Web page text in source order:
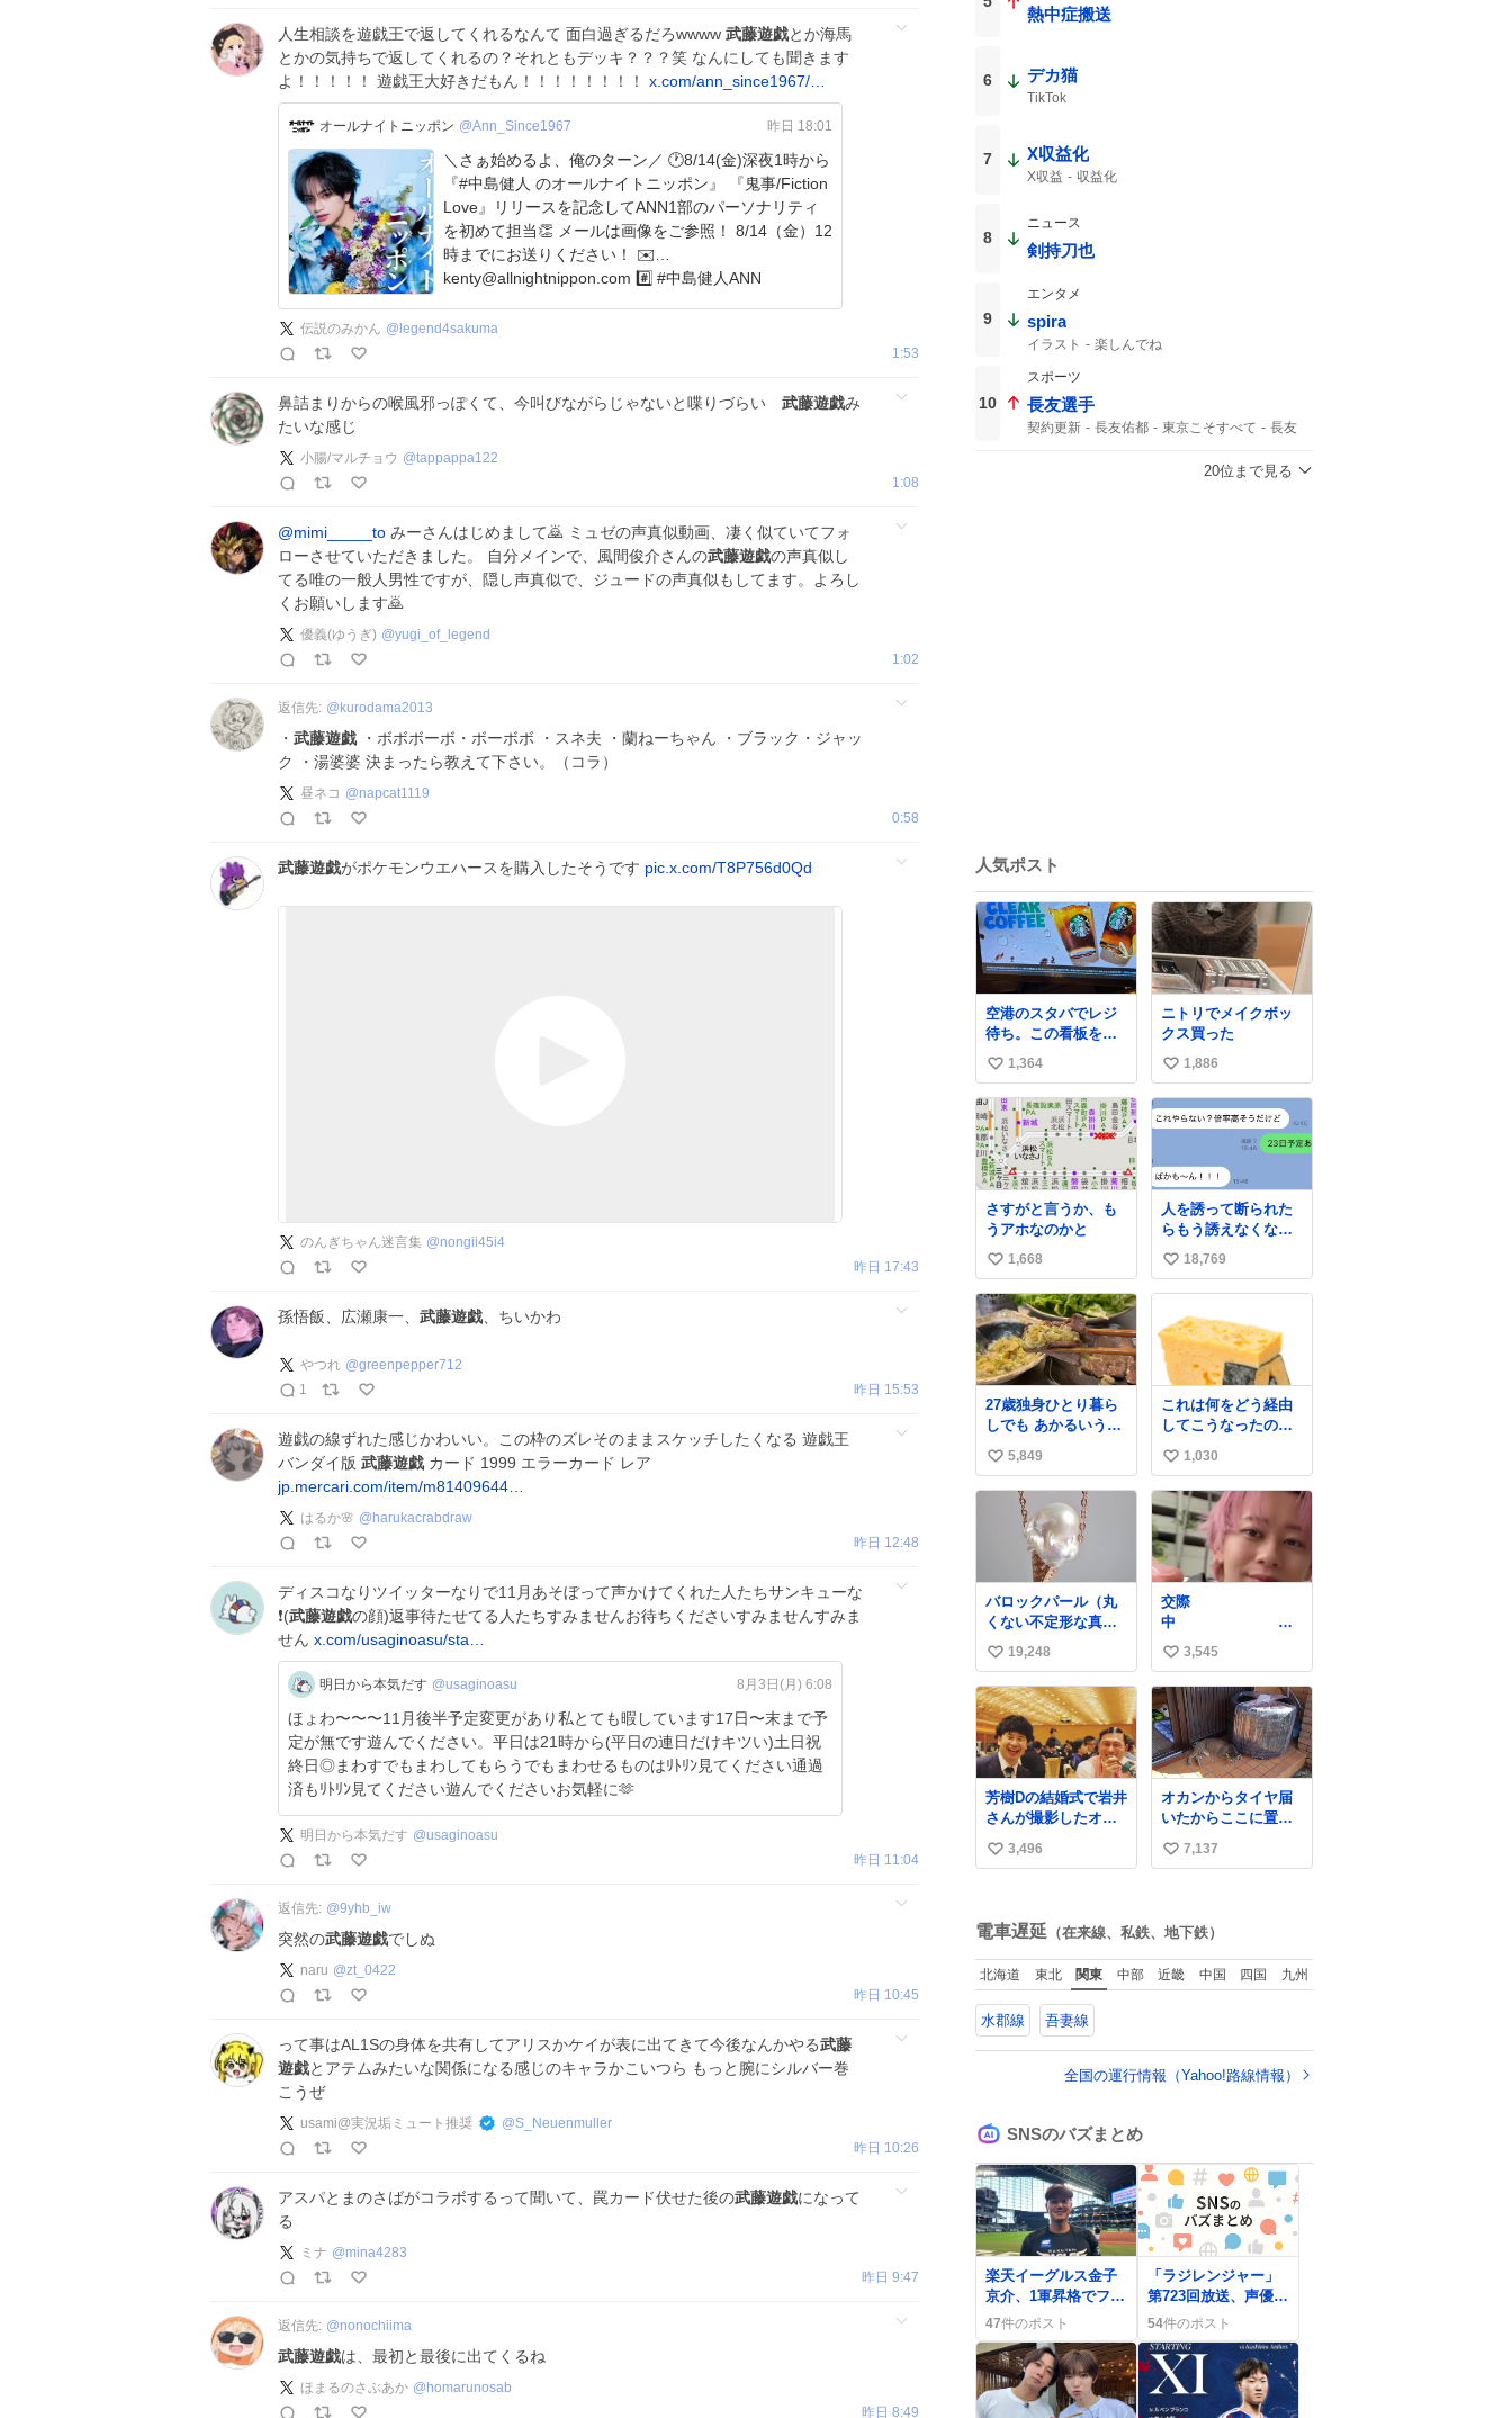
人生相談を遊戯王で返してくれるなんて 面白過ぎるだろwwww 武藤遊戯とか海馬
とかの気持ちで返してくれるの？それともデッキ？？？笑 なんにしても聞きます
よ！！！！！ 遊戯王大好きだもん！！！！！！！！ x.com/ann_since1967/…
オールナイトニッポン @Ann_Since1967 昨日 18:01
＼さぁ始めるよ、俺のターン／ 🕐8/14(金)深夜1時から
『#中島健人 のオールナイトニッポン』 『鬼事/Fiction
Love』リリースを記念してANN1部のパーソナリティ
を初めて担当👏 メールは画像をご参照！ 8/14（金）12
時までにお送りください！ ✉️
kenty@allnightnippon.com #️⃣ #中島健人ANN
伝説のみかん @ legend4sakuma
1:53
鼻詰まりからの喉風邪っぽくて、今叫びながらじゃないと喋りづらい 武藤遊戯み
たいな感じ
小腸/マルチョウ @tappappa122
1:08
@mimi_____to みーさんはじめまして🙇 ミュゼの声真似動画、凄く似ていてフォ
ローさせていただきました。 自分メインで、風間俊介さんの武藤遊戯の声真似し
てる唯の一般人男性ですが、隠し声真似で、ジュードの声真似もしてます。よろし
くお願いします🙇
優義(ゆうぎ) @yugi_of_legend
1:02
返信先: @ kurodama2013
・ 武藤遊戯 ・ボボボーボ・ボーボボ ・スネ夫 ・蘭ねーちゃん ・ブラック・ジャッ
ク ・湯婆婆 決まったら教えて下さい。（コラ）
昼ネコ @napcat1119
0:58
武藤遊戯がポケモンウエハースを購入したそうです pic.x.com/T8P756d0Qd
のんぎちゃん迷言集 @nongii45i4
昨日 17:43
孫悟飯、広瀬康一、 武藤遊戯 、ちいかわ
やつれ @greenpepper712
1
昨日 15:53
遊戯の線ずれた感じかわいい。この枠のズレそのままスケッチしたくなる 遊戯王
バンダイ版 武藤遊戯 カード 1999 エラーカード レア
jp.mercari.com/item/m81409644…
はるか🌸 @ harukacrabdraw
昨日 12:48
ディスコなりツイッターなりで11月あそぼって声かけてくれた人たちサンキューな
❗️(武藤遊戯の顔)返事待たせてる人たちすみませんお待ちくださいすみませんすみま
せん x.com/usaginoasu/sta…
明日から本気だす @usaginoasu 8月3日(月) 6:08
ほょわ〜〜〜11月後半予定変更があり私とても暇しています17日〜末まで予
定が無です遊んでください。平日は21時から(平日の連日だけキツい)土日祝
終日◎まわすでもまわしてもらうでもまわせるものはﾘﾄﾘﾝ見てください通過
済もﾘﾄﾘﾝ見てください遊んでくださいお気軽に🫶
明日から本気だす @usaginoasu
昨日 11:04
返信先: @9yhb_iw
突然の武藤遊戯でしぬ
naru @zt_0422
昨日 10:45
って事はAL1Sの身体を共有してアリスかケイが表に出てきて今後なんかやる武藤
遊戯とアテムみたいな関係になる感じのキャラかこいつら もっと腕にシルバー巻
こうぜ
usami@実況垢ミュート推奨 @S_Neuenmuller
昨日 10:26
アスパとまのさばがコラボするって聞いて、罠カード伏せた後の武藤遊戯になって
る
ミナ @mina4283
昨日 9:47
返信先: @nonochiima
武藤遊戯は、最初と最後に出てくるね
ほまるのさぶあか @ homarunosab
昨日 8:49
熱中症搬送
6 デカ猫
TikTok
7 X収益化
X収益 収益化
8
ニュース
剣持刀也
9
エンタメ
spira
イラスト 楽しんでね
10
スポーツ
長友選手
契約更新 長友佑都 東京こそすべて 長友
20位まで見る
人気ポスト
空港のスタバでレジ
待ち。この看板を指
差して 「コーヒー苦
手な人コーヒー飲ま
ないよ！」て叫び続
けてる子供いて吹き
出しそうwお母さん
お疲れ様です。
い
い
ね
数
1,364
ニトリでメイクボッ
クス買った
い
い
ね
1,886
さすがと言うか、も
うアホなのかと
い
い
ね
数
1,668
人を誘って断られた
らもう誘えなくなる
って人、これ見て元
気出してほしい
い
い
数
18,769
27歳独身ひとり暮ら
しでも あかるいうち
から呑みながらキッ
チンでひとり焼肉で
きてしあわせだもん՞
o̴̶̷̥ ̫ o̴̶̷̥ ՞
い
い
5,849
これは何をどう経由
してこうなったのか
全くわからない構造
のすしざんまいの玉
子
い
い
ね
数
1,030
バロックパール（丸
くない不定形な真
珠）を溶けたアイス
や飴玉、雲、アヒル
に見立ててジュエリ
ーデザイナー、Ben
Choi 蔡俊文さんの作
品。
instagram.com/bcjo
aillerie/
い
い
ね
数
19,248
交際
中
結婚して5年
い
い
ね
数
3,545
芳樹Dの結婚式で岩井
さんが撮影したオー
ドリーの写真が本当
好きなのよね。確か3
さんがウェイターに
ハイボールを懇願し
ている所じゃなかっ
たかな
い
数
3,496
オカンからタイヤ届
いたからここに置い
といたって写真送ら
れてきたけど明らか
い
数
7,137
電車遅延 （在来線、私鉄、地下鉄）
北海道 東北 関東 中部 近畿 中国 四国 九州
水郡線 吾妻線
全国の運行情報（Yahoo!路線情報）
SNSのバズまとめ
楽天イーグルス金子
京介、1軍昇格でファ
ン歓喜「金子くん上
がってきた！」
47件のポスト
「ラジレンジャー」
第723回放送、声優が
オメガホーンで本気
プレイにファン歓喜
54件のポスト